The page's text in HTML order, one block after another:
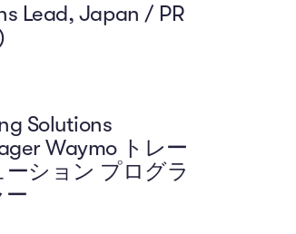
Lead, Japan / PR
Solutions
Waymo トレー
ション プログラ
ー